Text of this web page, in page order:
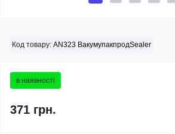
Код товару: AN323 ВакумупакпродSealer
в наявності
371 грн.